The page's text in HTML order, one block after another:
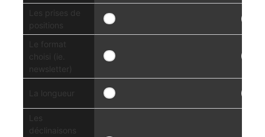
Les prises de
positions
Le format
choisi (ie.
newsletter)
La longueur
Les
déclinaisons